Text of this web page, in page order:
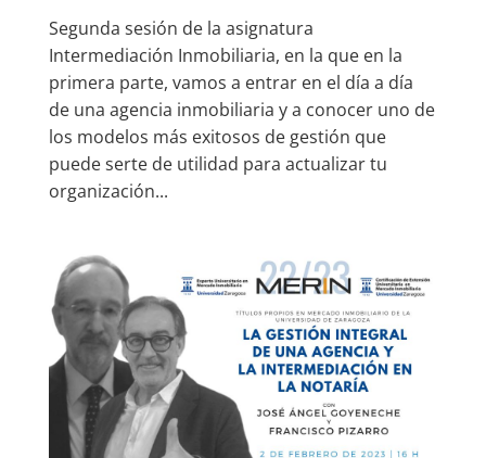
Segunda sesión de la asignatura
Intermediación Inmobiliaria, en la que en la
primera parte, vamos a entrar en el día a día
de una agencia inmobiliaria y a conocer uno de
los modelos más exitosos de gestión que
puede serte de utilidad para actualizar tu
organización...